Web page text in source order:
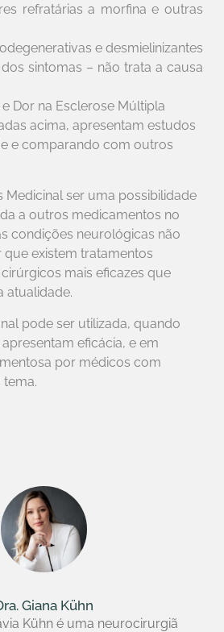
refratárias a morfina e outras
e desmielinizantes
sintomas – não trata a causa
Dor na Esclerose Múltipla
acima, apresentam estudos
e comparando com outros
Medicinal ser uma possibilidade
a outros medicamentos no
condições neurológicas não
existem tratamentos
mais eficazes que
atualidade.
pode ser utilizada, quando
eficácia, e em
por médicos com
tema.
Giana Kühn
Kühn é uma neurocirurgiã